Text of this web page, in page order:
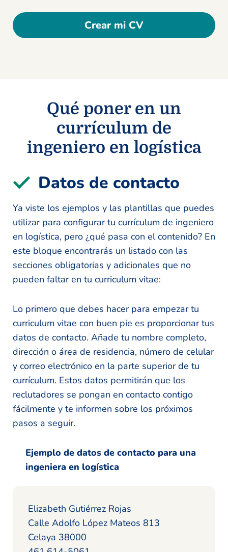
Crear mi CV
Qué poner en un
currículum de
ingeniero en logística
Datos de contacto
Ya viste los ejemplos y las plantillas que puedes
utilizar para configurar tu currículum de ingeniero
en logística, pero ¿qué pasa con el contenido? En
este bloque encontrarás un listado con las
secciones obligatorias y adicionales que no
pueden faltar en tu curriculum vitae:
Lo primero que debes hacer para empezar tu
curriculum vitae con buen pie es proporcionar tus
datos de contacto. Añade tu nombre completo,
dirección o área de residencia, número de celular
y correo electrónico en la parte superior de tu
currículum. Estos datos permitirán que los
reclutadores se pongan en contacto contigo
fácilmente y te informen sobre los próximos
pasos a seguir.
Ejemplo de datos de contacto para una
ingeniera en logística
Elizabeth Gutiérrez Rojas
Calle Adolfo López Mateos 813
Celaya 38000